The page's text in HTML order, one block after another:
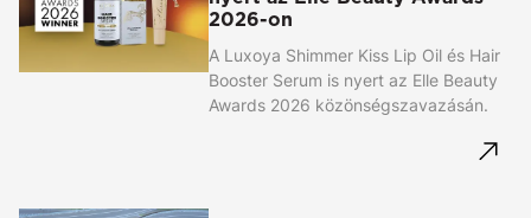
2026-on
A Luxoya Shimmer Kiss Lip Oil és Hair
Booster Serum is nyert az Elle Beauty
Awards 2026 közönségszavazásán.